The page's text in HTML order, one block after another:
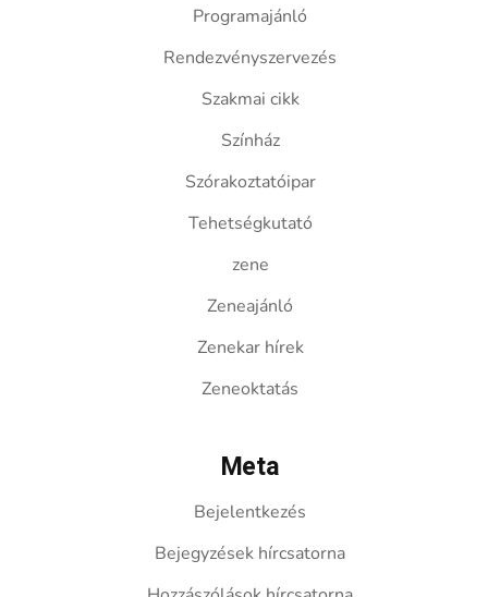
Programajánló
Rendezvényszervezés
Szakmai cikk
Színház
Szórakoztatóipar
Tehetségkutató
zene
Zeneajánló
Zenekar hírek
Zeneoktatás
Meta
Bejelentkezés
Bejegyzések hírcsatorna